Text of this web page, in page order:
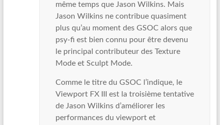
même temps que Jason Wilkins. Mais
Jason Wilkins ne contribue quasiment
plus qu’au moment des GSOC alors que
psy-fi est bien connu pour être devenu
le principal contributeur des Texture
Mode et Sculpt Mode.
Comme le titre du GSOC l’indique, le
Viewport FX III est la troisième tentative
de Jason Wilkins d’améliorer les
performances du viewport et